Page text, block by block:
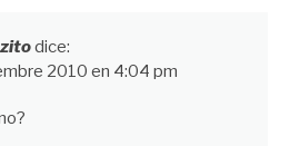
dice:
2010 en 4:04 pm